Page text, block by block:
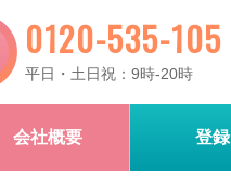
0120-535-105
平日・土日祝：9時-20時
会社概要 登録